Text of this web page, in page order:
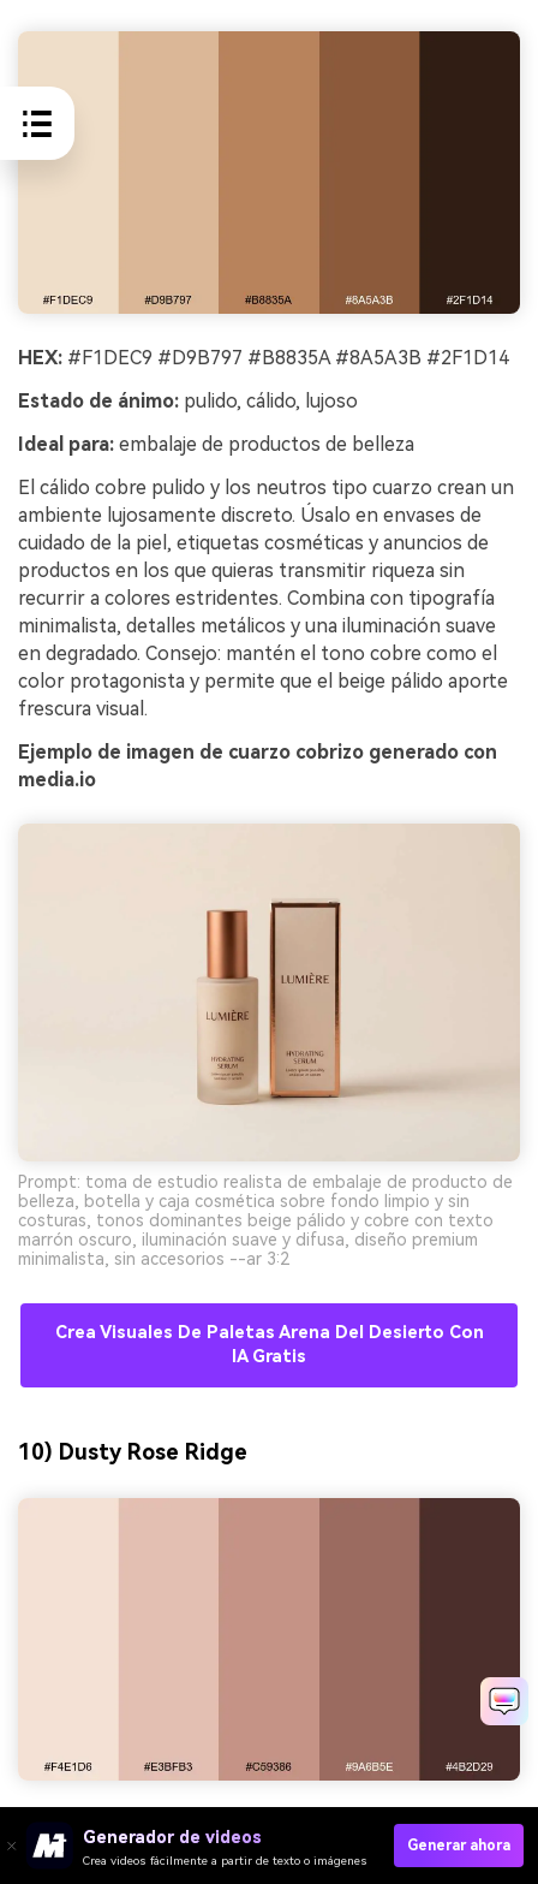
HEX: #F1DEC9 #D9B797 #B8835A #8A5A3B #2F1D14
Estado de ánimo: pulido, cálido, lujoso
Ideal para: embalaje de productos de belleza
El cálido cobre pulido y los neutros tipo cuarzo crean un
ambiente lujosamente discreto. Úsalo en envases de
cuidado de la piel, etiquetas cosméticas y anuncios de
productos en los que quieras transmitir riqueza sin
recurrir a colores estridentes. Combina con tipografía
minimalista, detalles metálicos y una iluminación suave
en degradado. Consejo: mantén el tono cobre como el
color protagonista y permite que el beige pálido aporte
frescura visual.
Ejemplo de imagen de cuarzo cobrizo generado con
media.io
Prompt: toma de estudio realista de embalaje de producto de
belleza, botella y caja cosmética sobre fondo limpio y sin
costuras, tonos dominantes beige pálido y cobre con texto
marrón oscuro, iluminación suave y difusa, diseño premium
minimalista, sin accesorios --ar 3:2
Crea Visuales De Paletas Arena Del Desierto Con
IA Gratis
10) Dusty Rose Ridge
#F4E1D6 #E3BFB3 #C59386 #9A6B5E #4B2D29
Estado de ánimo:romántico, apagado, moderno
Generador de videos
Crea videos fácilmente a partir de texto o imágenes
Generar ahora